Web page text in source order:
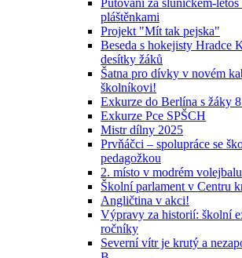
Putování za sluníčkem-
pláštěnkami
Projekt "Mít tak pejska"
Beseda s hokejisty Hradce
desítky žáků
Šatna pro dívky v novém
školníkovi!
Exkurze do Berlína s žáky
Exkurze Pce SPŠCH
Mistr dílny 2025
Prvňáčci – spolupráce se
pedagožkou
2. místo v modrém volejbalu
Školní parlament v Centru
Angličtina v akci!
Výpravy za historií: školní
ročníky
Severní vítr je krutý a